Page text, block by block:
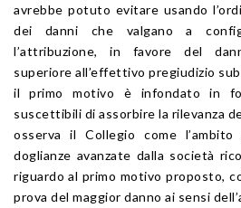
avrebbe potuto evitare usando
dei danni che valgano a
l’attribuzione, in favore del
superiore all’effettivo pregiudizio
il primo motivo è infondato in
suscettibili di assorbire la rilevanza
osserva il Collegio come
doglianze avanzate dalla società
riguardo al primo motivo proposto,
prova del maggior danno ai sensi